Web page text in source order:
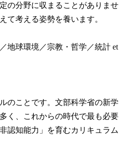
の分野に収まることがありませ
て考える姿勢を養います。
地球環境／宗教・哲学／統計 et
のことです。文部科学省の新学
く、これからの時代で最も必要
認知能力」を育むカリキュラム